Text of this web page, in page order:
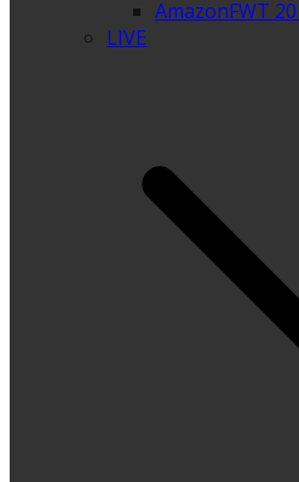
AmazonFWT
LIVE